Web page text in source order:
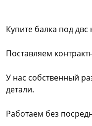
Купите балка под
Поставляем
У нас собственный
детали.
Работаем без